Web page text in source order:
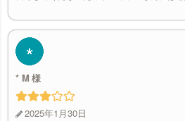
* M
2025年1月30日